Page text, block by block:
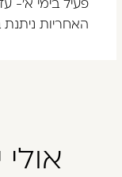
פעיל בימי א'- עד ה'
האחריות